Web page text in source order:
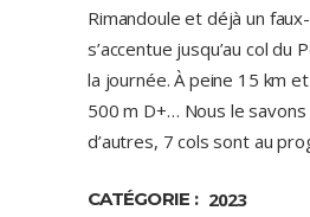
Rimandoule et déjà un
s’accentue jusqu’au col du
la journée. À peine 15 km
500 m D+… Nous le savons
d’autres, 7 cols sont au
CATÉGORIE : 2023